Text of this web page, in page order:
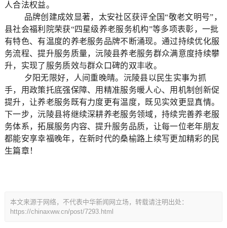
人合法权益。
品牌创建成效显著，太安社区获评全国“敬老文明号”，
县社会福利院荣获“四星级养老服务机构”等多项表彰，一批
有特色、有温度的养老服务品牌不断涌现。通过持续优化服
务流程、提升服务质量，沅陵县养老服务群众满意度持续攀
升，实现了服务质效与群众口碑的双丰收。
夕阳无限好，人间重晚晴。沅陵县以民生实事为抓
手，用政策托底强保障、用精准服务暖人心、用机制创新促
提升，让养老服务既有力度更有温度，既见实效更显真情。
下一步，沅陵县将继续深耕养老服务领域，持续完善养老服
务体系，拓展服务内容、提升服务品质，让每一位老年朋友
都能安享幸福晚年，在新时代的桑榆路上续写更加精彩的民
生篇章！
本文来源于网络，不代表中华新闻网立场，转载请注明出处：
https://chinaxww.cn/post/7293.html